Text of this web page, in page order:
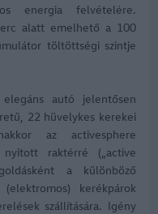
energia felvételére.
alatt emelhető a 100
töltöttségi szintje
autó jelentősen
22 hüvelykes kerekei
az activesphere
nyitott raktérré („active
a különböző
kerékpárok
szállítására. Igény